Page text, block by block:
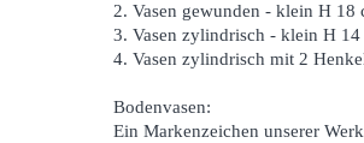
2. Vasen gewunden - klein H
3. Vasen zylindrisch - klein H
4. Vasen zylindrisch mit 2
Bodenvasen:
Ein Markenzeichen unserer